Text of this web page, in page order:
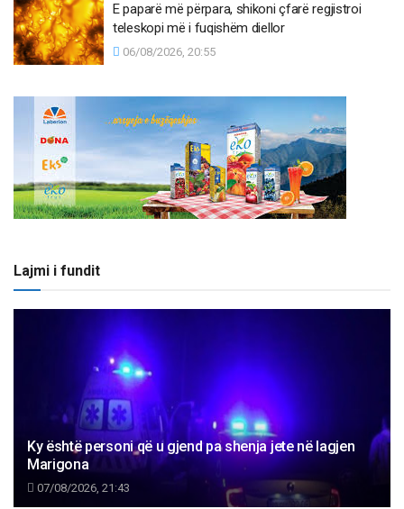
E paparë më përpara, shikoni çfarë regjistroi
teleskopi më i fuqishëm diellor
06/08/2026, 20:55
Lajmi i fundit
Ky është personi që u gjend pa shenja jete në lagjen
Marigona
07/08/2026, 21:43